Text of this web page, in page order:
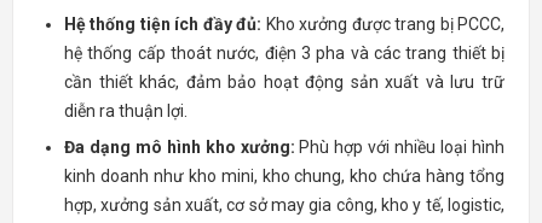
Hệ thống tiện ích đầy đủ: Kho xưởng được trang bị PCCC,
hệ thống cấp thoát nước, điện 3 pha và các trang thiết bị
cần thiết khác, đảm bảo hoạt động sản xuất và lưu trữ
diễn ra thuận lợi.
Đa dạng mô hình kho xưởng: Phù hợp với nhiều loại hình
kinh doanh như kho mini, kho chung, kho chứa hàng tổng
hợp, xưởng sản xuất, cơ sở may gia công, kho y tế, logistic,